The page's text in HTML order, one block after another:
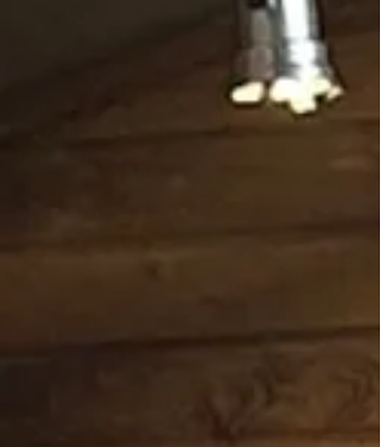
avanço da qualidade do azeite nacional,
a inclusão do Brasil como membro pleno do COI
alertou: o desafio agora é estabilizar a produção